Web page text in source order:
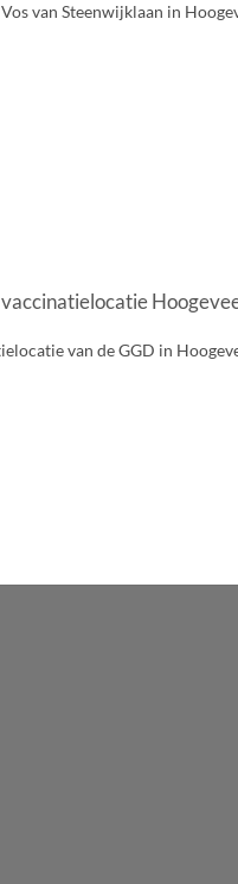
van Steenwijklaan in
van de GGD in